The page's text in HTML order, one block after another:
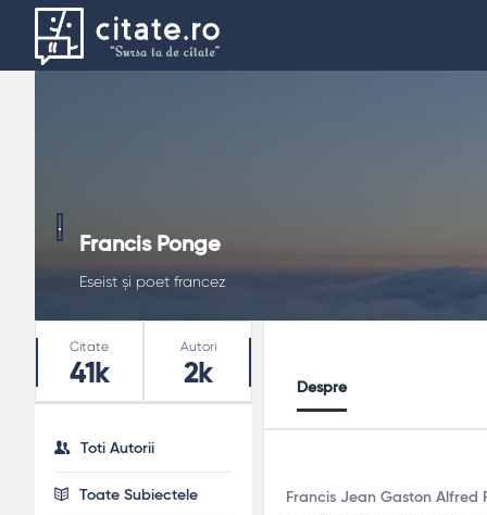
Francis Ponge
Eseist și poet francez
Despre
Francis Jean Gaston
Stats
Citate
41k
Autori
2k
Toti Autorii
Toate Subiectele